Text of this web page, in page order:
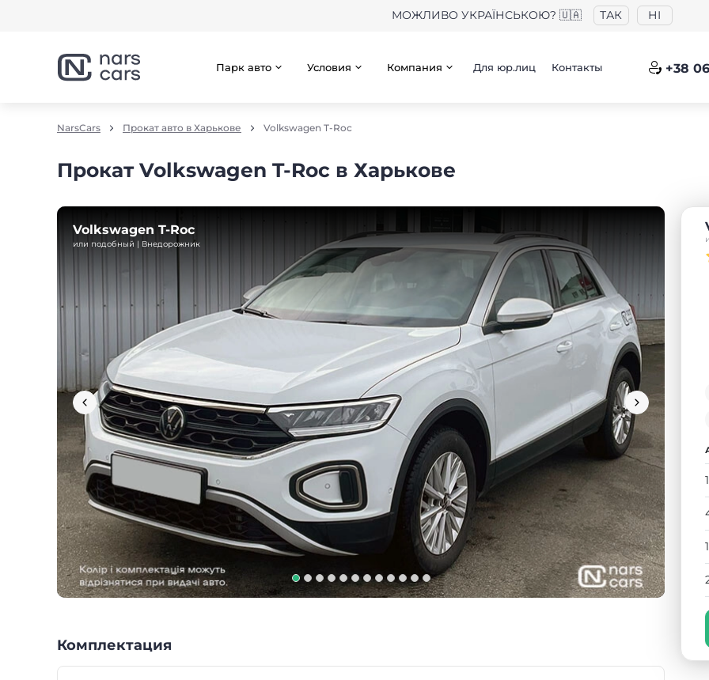
МОЖЛИВО УКРАЇНСЬКОЮ? 🇺🇦 ТАК НІ
Парк авто Условия Компания Для юр.лиц Контакты +38
NarsCars Прокат авто в Харькове Volkswagen T-Roc
Прокат Volkswagen T-Roc в Харькове
Volkswagen T-Roc
или подобный | Внедорожник
Комплектация